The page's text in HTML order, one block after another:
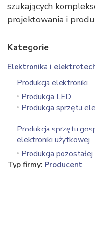
szukających
projektowania i
Kategorie
Elektronika i
Produkcja elektroniki
Produkcja LED
Produkcja sprzętu
Produkcja sprzętu
elektroniki użytkowej
Produkcja
Typ firmy: Producent